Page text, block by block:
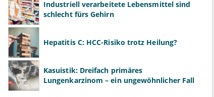
Industriell verarbeitete Lebensmittel sind
schlecht fürs Gehirn
Hepatitis C: HCC-Risiko trotz Heilung?
Kasuistik: Dreifach primäres
Lungenkarzinom – ein ungewöhnlicher Fall